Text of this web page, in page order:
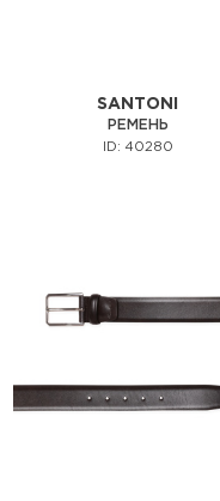
SANTONI
РЕМЕНЬ
ID: 40280